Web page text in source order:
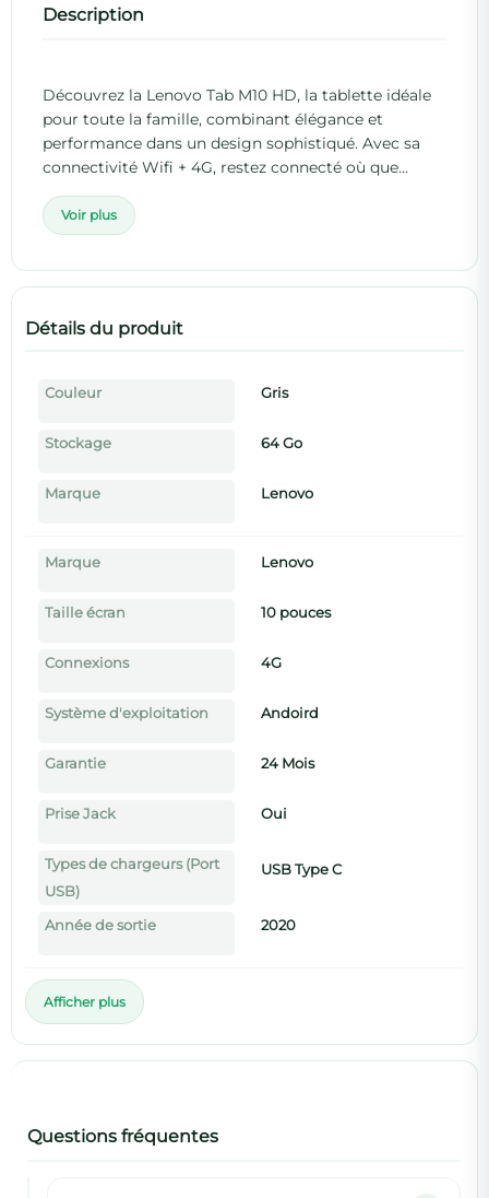
Description
Découvrez la Lenovo Tab M10 HD, la tablette idéale
pour toute la famille, combinant élégance et
performance dans un design sophistiqué. Avec sa
connectivité Wifi + 4G, restez connecté où que...
Voir plus
Détails du produit
Couleur Gris
Stockage 64 Go
Marque Lenovo
Marque Lenovo
Taille écran 10 pouces
Connexions 4G
Système d'exploitation Andoird
Garantie 24 Mois
Prise Jack Oui
Types de chargeurs (Port
USB)
USB Type C
Année de sortie 2020
Afficher plus
Questions fréquentes